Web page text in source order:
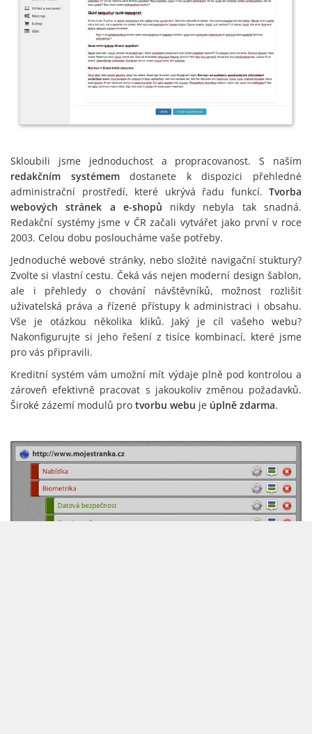
Skloubili jsme jednoduchost a propracovanost. S naším
redakčním systémemdostanete k dispozici přehledné
administrační prostředí, které ukrývá řadu funkcí. Tvorba
webových stránek a e-shopů nikdy nebyla tak snadná.
Redakční systémy jsme v ČR začali vytvářet jako první v roce
2003. Celou dobu posloucháme vaše potřeby.
Jednoduché webové stránky, nebo složité navigační stuktury?
Zvolte si vlastní cestu. Čeká vás nejen moderní design šablon,
ale i přehledy o chování návštěvníků, možnost rozlišit
uživatelská práva a řízené přístupy k administraci i obsahu.
Vše je otázkou několika kliků. Jaký je cíl vašeho webu?
Nakonfigurujte si jeho řešení z tisíce kombinací, které jsme
pro vás připravili.
Kreditní systém vám umožní mít výdaje plně pod kontrolou a
zároveň efektivně pracovat s jakoukoliv změnou požadavků.
Široké zázemí modulů pro tvorbu webu je úplně zdarma.